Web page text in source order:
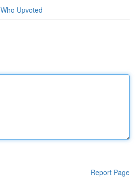
Who Upvoted
Report Page